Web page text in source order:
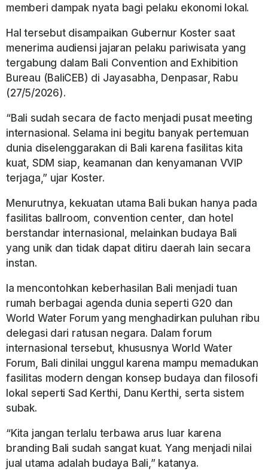
memberi dampak nyata bagi pelaku ekonomi lokal.
Hal tersebut disampaikan Gubernur Koster saat
menerima audiensi jajaran pelaku pariwisata yang
tergabung dalam Bali Convention and Exhibition
Bureau (BaliCEB) di Jayasabha, Denpasar, Rabu
(27/5/2026).
“Bali sudah secara de facto menjadi pusat meeting
internasional. Selama ini begitu banyak pertemuan
dunia diselenggarakan di Bali karena fasilitas kita
kuat, SDM siap, keamanan dan kenyamanan VVIP
terjaga,” ujar Koster.
Menurutnya, kekuatan utama Bali bukan hanya pada
fasilitas ballroom, convention center, dan hotel
berstandar internasional, melainkan budaya Bali
yang unik dan tidak dapat ditiru daerah lain secara
instan.
Ia mencontohkan keberhasilan Bali menjadi tuan
rumah berbagai agenda dunia seperti G20 dan
World Water Forum yang menghadirkan puluhan ribu
delegasi dari ratusan negara. Dalam forum
internasional tersebut, khususnya World Water
Forum, Bali dinilai unggul karena mampu memadukan
fasilitas modern dengan konsep budaya dan filosofi
lokal seperti Sad Kerthi, Danu Kerthi, serta sistem
subak.
“Kita jangan terlalu terbawa arus luar karena
branding Bali sudah sangat kuat. Yang menjadi nilai
jual utama adalah budaya Bali,” katanya.